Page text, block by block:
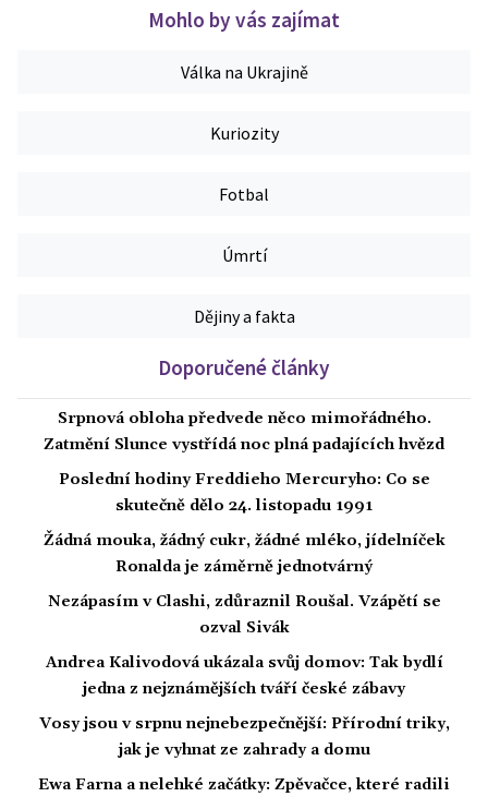
Mohlo by vás zajímat
Válka na Ukrajině
Kuriozity
Fotbal
Úmrtí
Dějiny a fakta
Doporučené články
Srpnová obloha předvede něco mimořádného.
Zatmění Slunce vystřídá noc plná padajících hvězd
Poslední hodiny Freddieho Mercuryho: Co se
skutečně dělo 24. listopadu 1991
Žádná mouka, žádný cukr, žádné mléko, jídelníček
Ronalda je záměrně jednotvárný
Nezápasím v Clashi, zdůraznil Roušal. Vzápětí se
ozval Sivák
Andrea Kalivodová ukázala svůj domov: Tak bydlí
jedna z nejznámějších tváří české zábavy
Vosy jsou v srpnu nejnebezpečnější: Přírodní triky,
jak je vyhnat ze zahrady a domu
Ewa Farna a nelehké začátky: Zpěvačce, které radili